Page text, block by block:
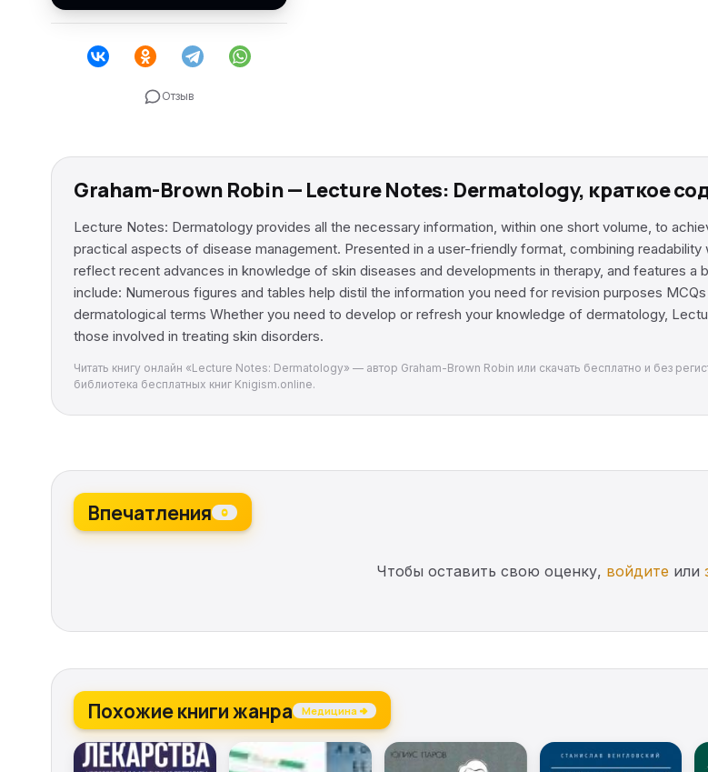
Отзыв
Graham-Brown Robin — Lecture Notes: Dermatology, краткое
Lecture Notes: Dermatology provides all the necessary information, within one short volume, to
practical aspects of disease management. Presented in a user-friendly format, combining
reflect recent advances in knowledge of skin diseases and developments in therapy, and features a
include: Numerous figures and tables help distil the information you need for revision purposes
dermatological terms Whether you need to develop or refresh your knowledge of dermatology,
those involved in treating skin disorders.
Читать книгу онлайн «Lecture Notes: Dermatology» — автор Graham-Brown Robin или скачать бесплатно и без
библиотека бесплатных книг Knigism.online.
Впечатления 0
Чтобы оставить свою оценку, войдите или
Похожие книги жанра Медицина →